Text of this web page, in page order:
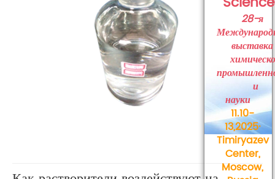
28-я
выставка
и
науки
11.10-
13,2025·
Timiryazev
Center,
Moscow,